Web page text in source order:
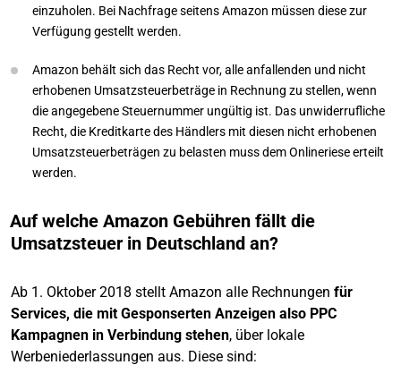
einzuholen. Bei Nachfrage seitens Amazon müssen diese zur
Verfügung gestellt werden.
Amazon behält sich das Recht vor, alle anfallenden und nicht
erhobenen Umsatzsteuerbeträge in Rechnung zu stellen, wenn
die angegebene Steuernummer ungültig ist. Das unwiderrufliche
Recht, die Kreditkarte des Händlers mit diesen nicht erhobenen
Umsatzsteuerbeträgen zu belasten muss dem Onlineriese erteilt
werden.
Auf welche Amazon Gebühren fällt die
Umsatzsteuer in Deutschland an?
Ab 1. Oktober 2018 stellt Amazon alle Rechnungen für
Services, die mit Gesponserten Anzeigen also PPC
Kampagnen in Verbindung stehen, über lokale
Werbeniederlassungen aus. Diese sind: